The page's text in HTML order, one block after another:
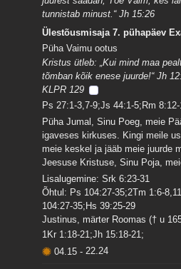
tunnistab minust.“ Jh 15:26
Ülestõusmisaja 7. pühapäev
Püha Vaimu ootus
Kristus ütleb: „Kui mind maa
tõmban kõik enese juurde!“ Jh
KLPR 129
Ps 27:1-3,7-9;Js 44:1-5;Rm
Püha Jumal, Sinu Poeg, meie
igaveses kirkuses. Kingi meile
meie keskel ja jääb meie juurde
Jeesuse Kristuse, Sinu Poja,
Lisalugemine: Srk 6:23-31
Õhtul: Ps 104:27-35;2Tm 1:6-
104:27-35;Hs 39:25-29
Justinus, märter Roomas († u
1Kr 1:18-21;Jh 15:18-21;
04.15-22.24